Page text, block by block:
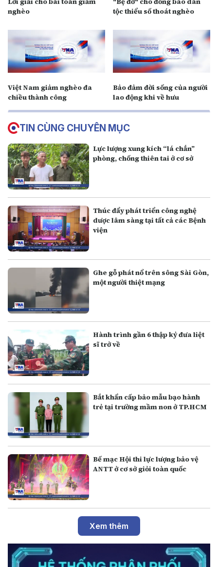
nghèo
tộc thiểu số thoát nghèo
Việt Nam giảm nghèo đa
chiều thành công
Bảo đảm đời sống của người
lao động khi về hưu
TIN CÙNG CHUYÊN MỤC
Lực lượng xung kích “lá chắn”
phòng, chống thiên tai ở cơ sở
Thúc đẩy phát triển công nghệ
dược lâm sàng tại tất cả các Bệnh
viện
Ghe gỗ phát nổ trên sông Sài Gòn,
một người thiệt mạng
Hành trình gần 6 thập kỷ đưa liệt
sĩ trở về
Bắt khẩn cấp bảo mẫu bạo hành
trẻ tại trường mầm non ở TP.HCM
Bế mạc Hội thi lực lượng bảo vệ
ANTT ở cơ sở giỏi toàn quốc
Xem thêm